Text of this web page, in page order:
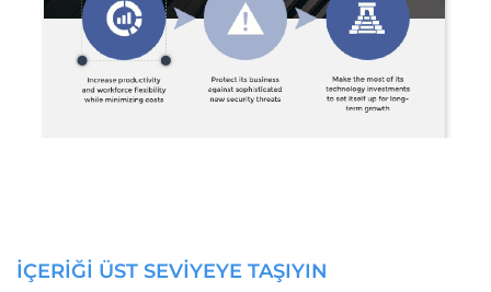
İÇERİĞİ ÜST SEVİYEYE TAŞIYIN